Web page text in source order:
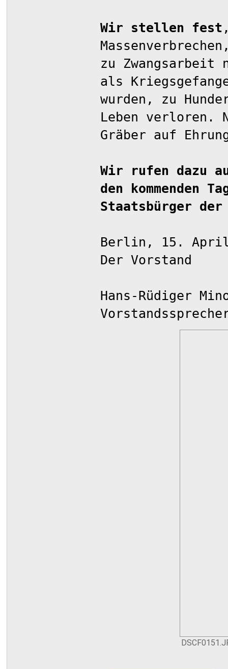
Wir stellen fest
zu Zwangsarbeit
als
wurden, zu
Leben verloren.
Gräber auf
Wir rufen dazu
den kommenden
Staatsbürger der
Berlin, 15. April
Der Vorstand
Hans-Rüdiger